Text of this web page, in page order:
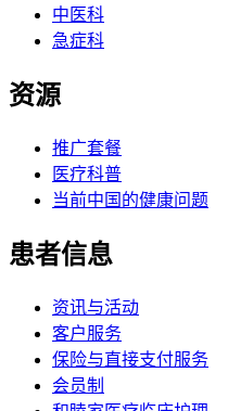
中医科
急症科
资源
推广套餐
医疗科普
当前中国的健康问题
患者信息
资讯与活动
客户服务
保险与直接支付服务
会员制